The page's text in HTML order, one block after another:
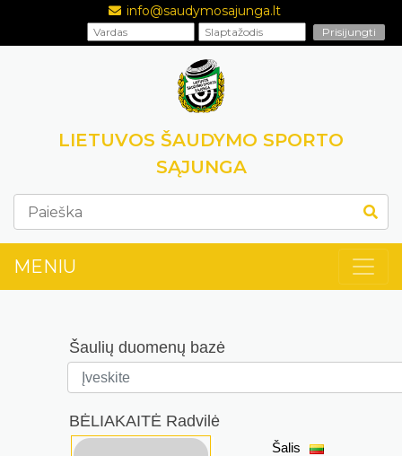
info@saudymosajunga.lt
LIETUVOS ŠAUDYMO SPORTO
SĄJUNGA
MENIU
Šaulių duomenų bazė
BĖLIAKAITĖ Radvilė
Šalis